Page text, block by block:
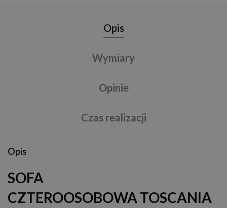
Opis
Wymiary
Opinie
Czas realizacji
Opis
SOFA
CZTEROOSOBOWA TOSCANIA